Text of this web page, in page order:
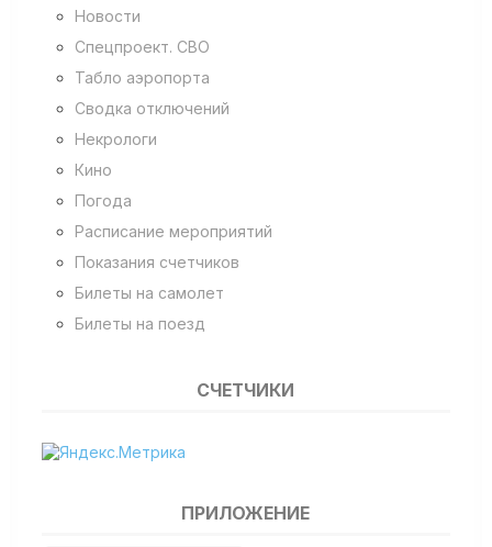
Новости
Спецпроект. СВО
Табло аэропорта
Сводка отключений
Некрологи
Кино
Погода
Расписание мероприятий
Показания счетчиков
Билеты на самолет
Билеты на поезд
СЧЕТЧИКИ
ПРИЛОЖЕНИЕ